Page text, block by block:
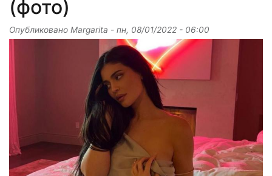
(фото)
Опубликовано Margarita - пн, 08/01/2022 - 06:00